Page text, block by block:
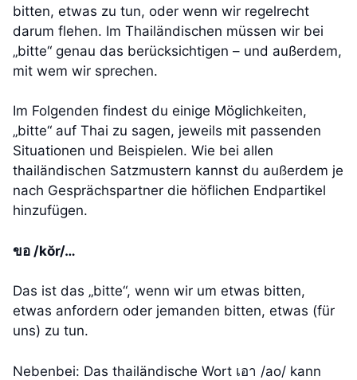
bitten, etwas zu tun, oder wenn wir regelrecht
darum flehen. Im Thailändischen müssen wir bei
„bitte“ genau das berücksichtigen – und außerdem,
mit wem wir sprechen.
Im Folgenden findest du einige Möglichkeiten,
„bitte“ auf Thai zu sagen, jeweils mit passenden
Situationen und Beispielen. Wie bei allen
thailändischen Satzmustern kannst du außerdem je
nach Gesprächspartner die höflichen Endpartikel
hinzufügen.
ขอ /kŏr/…
Das ist das „bitte“, wenn wir um etwas bitten,
etwas anfordern oder jemanden bitten, etwas (für
uns) zu tun.
Nebenbei: Das thailändische Wort เอา /ao/ kann